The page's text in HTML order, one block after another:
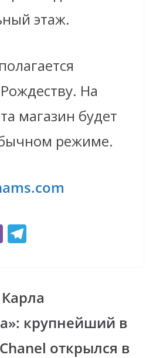
этаж.
На
магазин будет
режиме.
Vi
gr
a
m
крупнейший в
открылся в